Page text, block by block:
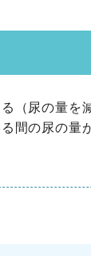
（尿の量を
間の尿の量